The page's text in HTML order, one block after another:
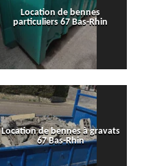
Location de bennes
particuliers 67 Bas-Rhin
Location de bennes à gravats
67 Bas-Rhin